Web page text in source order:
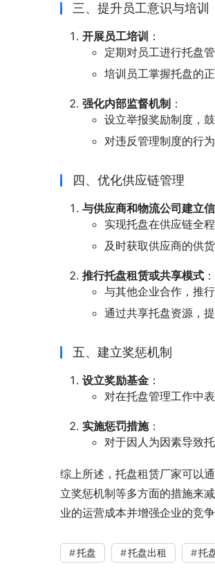
三、提升员工意识与培训
开展员工培训 ：
定期对员工进行托盘
培训员工掌握托盘的
强化内部监督机制 ：
设立举报奖励制度，
对违反管理制度的行
四、优化供应链管理
与供应商和物流公司建立
实现托盘在供应链全
及时获取供应商的供
推行托盘租赁或共享模式 ：
与其他企业合作，推
通过共享托盘资源，
五、建立奖惩机制
设立奖励基金 ：
对在托盘管理工作中
实施惩罚措施：
对于因人为因素导致
综上所述，托盘租赁厂家可以
立奖惩机制等多方面的措施来
业的运营成本并增强企业的竞争
托盘 托盘出租 托